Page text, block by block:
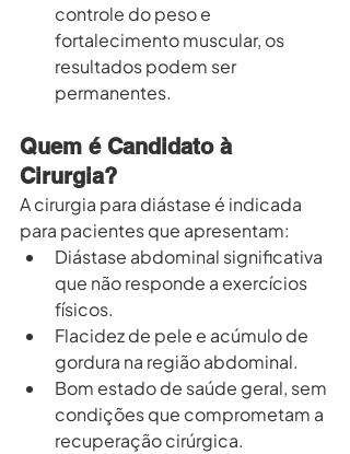
controle do peso e
fortalecimento muscular, os
resultados podem ser
permanentes.
Quem é Candidato à
Cirurgia?
A cirurgia para diástase é indicada
para pacientes que apresentam:
Diástase abdominal significativa
que não responde a exercícios
físicos.
Flacidez de pele e acúmulo de
gordura na região abdominal.
Bom estado de saúde geral, sem
condições que comprometam a
recuperação cirúrgica.